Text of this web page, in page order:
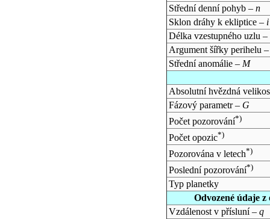
Střední denní pohyb – n
Sklon dráhy k ekliptice – i
Délka vzestupného uzlu –
Argument šířky perihelu
Střední anomálie – M
Absolutní hvězdná
Fázový parametr – G
Počet pozorování*)
Počet opozic*)
Pozorována v letech*)
Poslední pozorování*)
Typ planetky
Odvozené údaje
Vzdálenost v přísluní – q